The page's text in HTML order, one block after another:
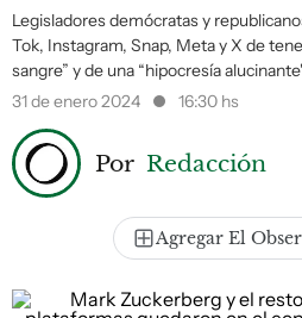
Legisladores demócratas y
Tok, Instagram, Snap, Meta y X de
sangre” y de una “hipocresía
31 de enero 2024
16:30 hs
Por Redacción
Agregar El